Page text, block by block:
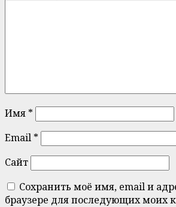
Имя *
Email *
Сайт
Сохранить моё имя, email и
браузере для последующих моих